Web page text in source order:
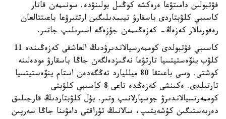
فۋتبولىن دامىتۋعا ەرەكشە كوڭىل بولىنۋدە. سونىمەن قاتار
كاسىبي كلۋبتاردى باسقارۋ تيىمدىلىگىن ارتتىرۋعا باعىتتالعان
رەفورمالار كەزەڭ- كەزەڭىمەن جۇزەگە اسىرىلىپ جاتىر.
كاسىبي فۋتبولدى كوممەرسيالاندىرۋدىڭ العاشقى كەزەڭىندە 11
كلۋب ينۆەستيتسيا تارتۋعا نەگىزدەلگەن جاڭا باسقارۋ مودەلىنە
كوشتى. وسى باعىتقا 80 ميلليارد تەڭگەدەن استام ينۆەستيتسيا
تارتىلدى. ەكىنشى كەزەڭدە تاعى 8 كاسىبي كلۋبتى
كوممەرتسيالاندىرۋ جوسپارلانىپ وتىر. بۇل كلۋبتاردىڭ قارجىلىق
دەربەستىگىن كۇشەيتىپ، سالانىڭ تۇراقتى دامۋىنا جاڭا سەرپىن